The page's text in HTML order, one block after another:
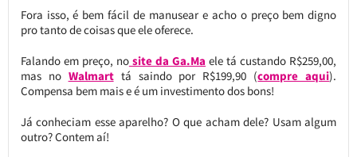
Fora isso, é bem fácil de manusear e acho o preço bem digno
pro tanto de coisas que ele oferece.
Falando em preço, nosite da Ga.Ma ele tá custando R$259,00,
mas no Walmarttá saindo por R$199,90 (compre aqui).
Compensa bem mais e é um investimento dos bons!
Já conheciam esse aparelho? O que acham dele? Usam algum
outro? Contem aí!